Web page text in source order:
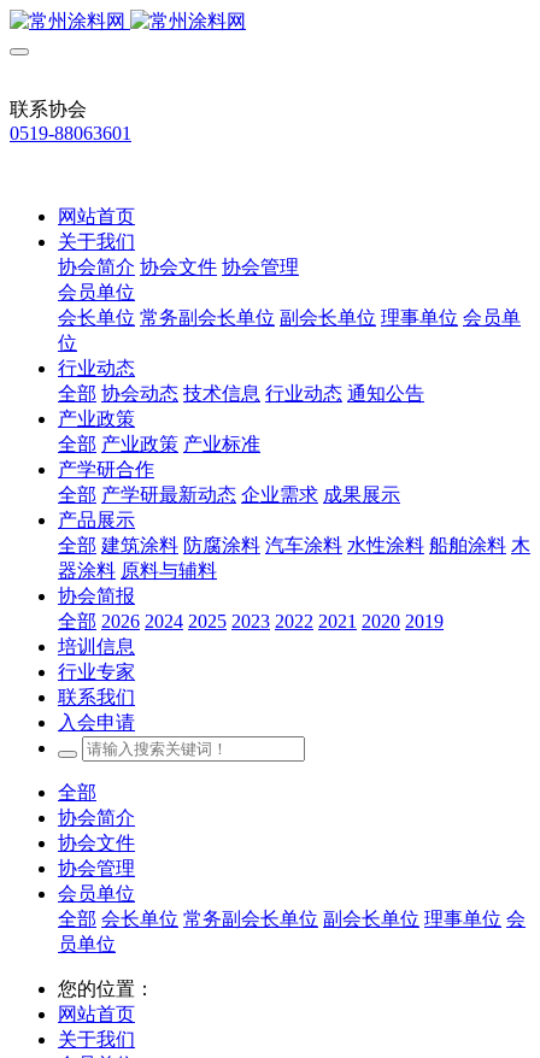
联系协会
0519-88063601
网站首页
关于我们
协会简介 协会文件 协会管理
会员单位
会长单位 常务副会长单位 副会长单位 理事单位 会员单
位
行业动态
全部 协会动态 技术信息 行业动态 通知公告
产业政策
全部 产业政策 产业标准
产学研合作
全部 产学研最新动态 企业需求 成果展示
产品展示
全部 建筑涂料 防腐涂料 汽车涂料 水性涂料 船舶涂料 木
器涂料 原料与辅料
协会简报
全部 2026 2024 2025 2023 2022 2021 2020 2019
培训信息
行业专家
联系我们
入会申请
全部
协会简介
协会文件
协会管理
会员单位
全部 会长单位 常务副会长单位 副会长单位 理事单位 会
员单位
您的位置：
网站首页
关于我们